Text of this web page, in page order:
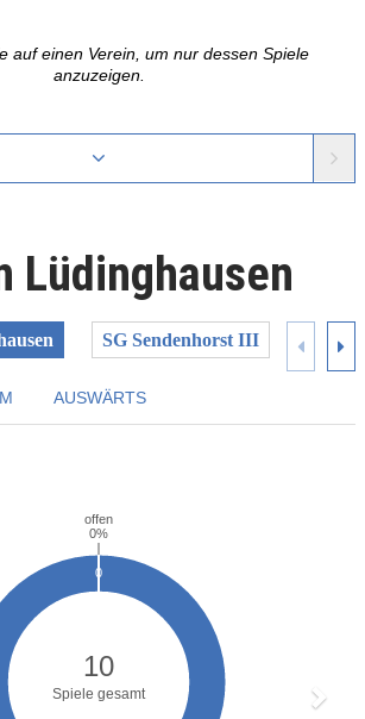
auf einen Verein, um nur dessen Spiele
anzuzeigen.
Lüdinghausen
SG Sendenhorst III SG
AUSWÄRTS